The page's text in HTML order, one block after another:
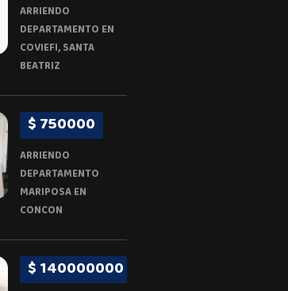
ARRIENDO
DEPARTAMENTO EN
COVIEFI, SANTA
BEATRIZ
$ 750000
ARRIENDO
DEPARTAMENTO
MARIPOSA EN
CONCON
$ 140000000